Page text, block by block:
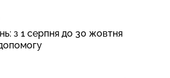
з 1 серпня до 30 жовтня